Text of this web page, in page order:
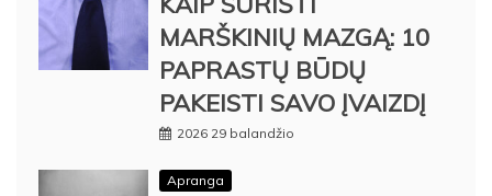
MARŠKINIŲ MAZGĄ: 10
PAPRASTŲ BŪDŲ
PAKEISTI SAVO ĮVAIZDĮ
2026 29 balandžio
Apranga